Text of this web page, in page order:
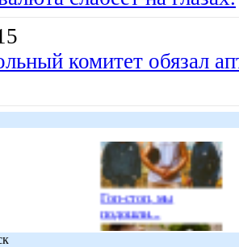
комитет обязал
Гоп-стоп, мы
подошли...